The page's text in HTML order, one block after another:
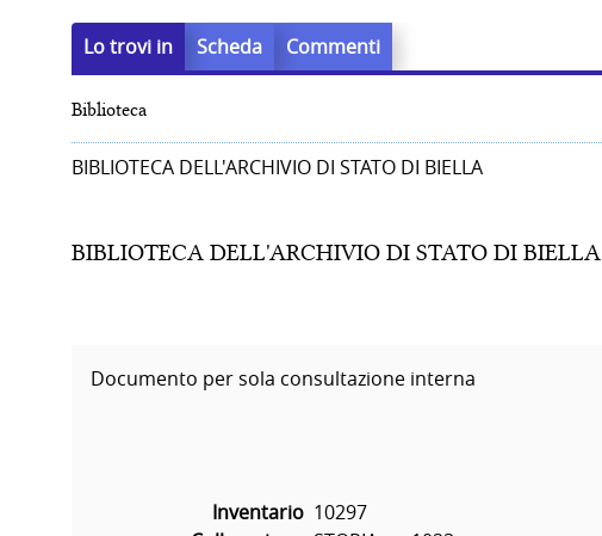
Lo trovi in Scheda Commenti
Biblioteca
BIBLIOTECA DELL'ARCHIVIO DI STATO DI BIELLA
BIBLIOTECA DELL'ARCHIVIO DI STATO DI BIELLA
Documento per sola consultazione interna
Inventario 10297